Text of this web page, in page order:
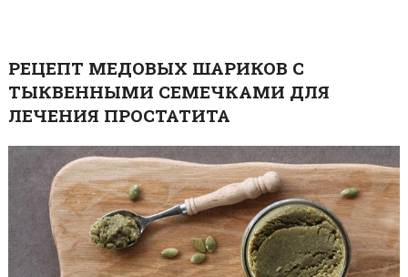
РЕЦЕПТ МЕДОВЫХ ШАРИКОВ С
ТЫКВЕННЫМИ СЕМЕЧКАМИ ДЛЯ
ЛЕЧЕНИЯ ПРОСТАТИТА